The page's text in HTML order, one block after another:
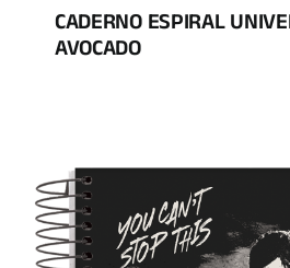
CADERNO ESPIRAL
AVOCADO